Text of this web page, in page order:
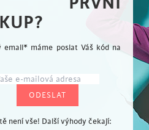
email* máme poslat Váš kód na
není vše! Další výhody čekají: